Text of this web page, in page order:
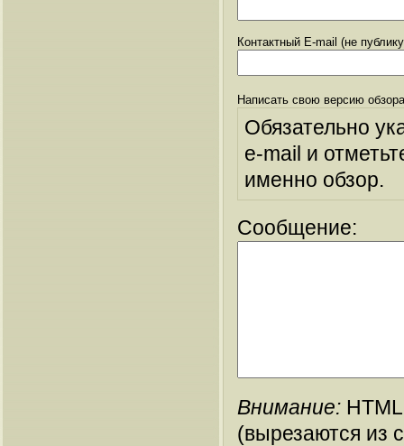
Контактный E-mail (не
Написать свою версию
Обязательно
e-mail и
именно обзор.
Сообщение:
Внимание:
(вырезаются из